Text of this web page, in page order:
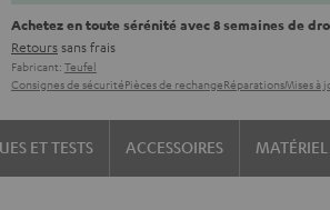
Achetez en toute sérénité avec 8 semaines de
Retourssans frais
Fabricant: Teufel
Consignes de sécuritéPièces de rechangeRéparationsMises à
ET TESTS ACCESSOIRES